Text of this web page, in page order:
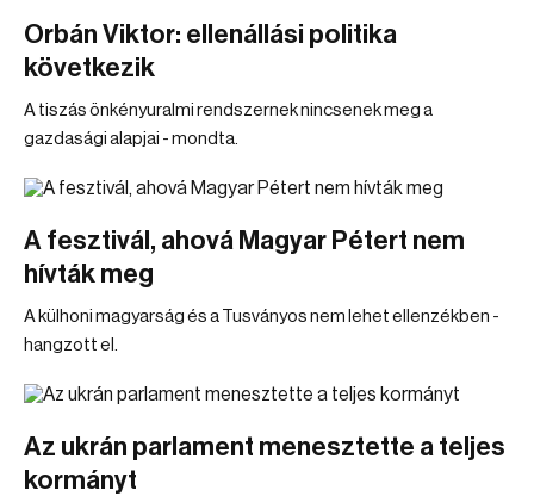
Orbán Viktor: ellenállási politika
következik
A tiszás önkényuralmi rendszernek nincsenek meg a
gazdasági alapjai - mondta.
A fesztivál, ahová Magyar Pétert nem
hívták meg
A külhoni magyarság és a Tusványos nem lehet ellenzékben -
hangzott el.
Az ukrán parlament menesztette a teljes
kormányt